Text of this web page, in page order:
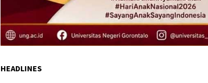
HEADLINES